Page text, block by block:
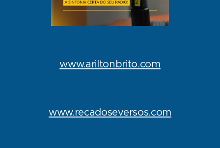
www.ariltonbrito.com
www.recadoseversos.com